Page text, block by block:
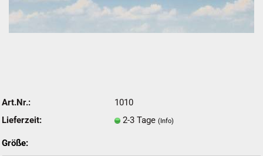
Art.Nr.:
1010
Lieferzeit:
2-3 Tage (Info)
Größe: